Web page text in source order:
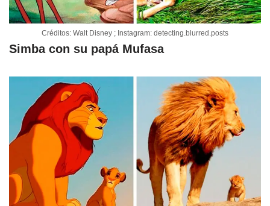
Créditos: Walt Disney ; Instagram: detecting.blurred.posts
Simba con su papá Mufasa